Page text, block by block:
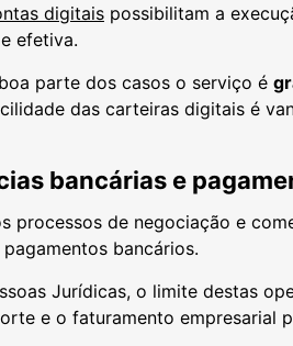
digitais possibilitam a
efetiva.
parte dos casos o serviço é
das carteiras digitais é
bancárias e
processos de negociação e
bancários.
Jurídicas, o limite destas
e o faturamento empresarial